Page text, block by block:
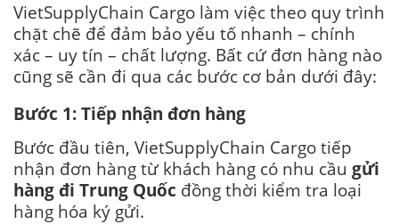
VietSupplyChain Cargo làm việc theo quy trình
chặt chẽ để đảm bảo yếu tố nhanh – chính
xác – uy tín – chất lượng. Bất cứ đơn hàng nào
cũng sẽ cần đi qua các bước cơ bản dưới đây:
Bước 1: Tiếp nhận đơn hàng
Bước đầu tiên, VietSupplyChain Cargo tiếp
nhận đơn hàng từ khách hàng có nhu cầu gửi
hàng đi Trung Quốc đồng thời kiểm tra loại
hàng hóa ký gửi.